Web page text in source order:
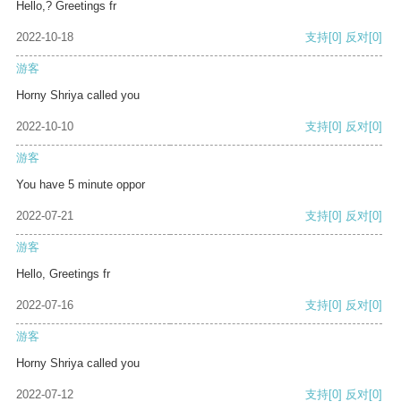
Hello,? Greetings fr
2022-10-18 支持[0] 反对[0]
游客
Horny Shriya called you
2022-10-10 支持[0] 反对[0]
游客
You have 5 minute oppor
2022-07-21 支持[0] 反对[0]
游客
Hello, Greetings fr
2022-07-16 支持[0] 反对[0]
游客
Horny Shriya called you
2022-07-12 支持[0] 反对[0]